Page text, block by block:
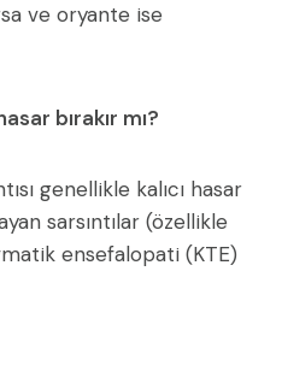
ve oryante ise
bırakır mı?
genellikle kalıcı hasar
sarsıntılar (özellikle
ensefalopati (KTE)